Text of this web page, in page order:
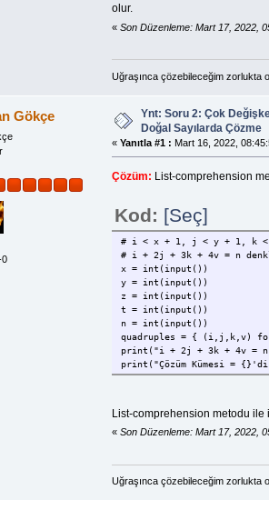
olur.
« Son Düzenleme: Mart 17, 2022,
Uğraşınca çözebileceğim zorlukta
Gökçe
0
Ynt: Soru 2: Çok
Doğal Sayılarda Çözme
« Yanıtla #1 : Mart 16, 2022,
Çözüm: List-comprehension
Kod: [Seç]
# i < x + 1, j < y + 1, k <
# i + 2j + 3k + 4v = n
x = int(input())
y = int(input())
z = int(input())
t = int(input())
n = int(input())
quadruples = { (i,j,k,v)
print("i + 2j + 3k + 4v = n
print("Çözüm Kümesi =
List-comprehension metodu ile
« Son Düzenleme: Mart 17, 2022,
Uğraşınca çözebileceğim zorlukta